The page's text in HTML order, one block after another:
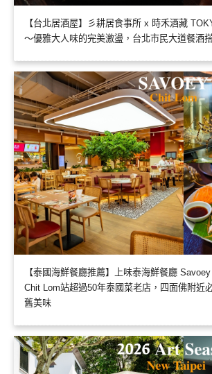
【台北居酒屋】彡耕居食事所 x 時禾酒藏
～優雅大人味的完美激盪，台北市民大道餐酒
【泰國海鮮餐廳推薦】上味泰海鮮餐廳
Chit Lom站超過50年泰國菜老店，四面佛附近
舊美味